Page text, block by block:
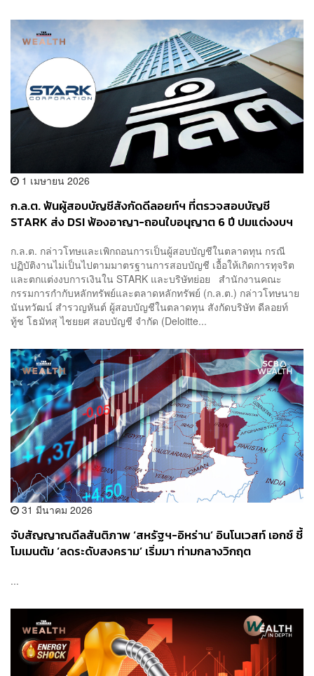
1 เมษายน 2026
ก.ล.ต. ฟันผู้สอบบัญชีสังกัดดีลอยท์ฯ ที่ตรวจสอบบัญชี
STARK ส่ง DSI ฟ้องอาญา-ถอนใบอนุญาต 6 ปี ปมแต่งงบฯ
ก.ล.ต. กล่าวโทษและเพิกถอนการเป็นผู้สอบบัญชีในตลาดทุน กรณี
ปฏิบัติงานไม่เป็นไปตามมาตรฐานการสอบบัญชี เอื้อให้เกิดการทุจริต
และตกแต่งงบการเงินใน STARK และบริษัทย่อย สำนักงานคณะ
กรรมการกำกับหลักทรัพย์และตลาดหลักทรัพย์ (ก.ล.ต.) กล่าวโทษนาย
นันทวัฒน์ สำรวญหันต์ ผู้สอบบัญชีในตลาดทุน สังกัดบริษัท ดีลอยท์
ทู้ช โธมัทสุ ไชยยศ สอบบัญชี จำกัด (Deloitte...
31 มีนาคม 2026
จับสัญญาณดีลสันติภาพ ‘สหรัฐฯ-อิหร่าน’ อินโนเวสท์ เอกซ์ ชี้
โมเมนตัม ‘ลดระดับสงคราม’ เริ่มมา ท่ามกลางวิกฤต
...